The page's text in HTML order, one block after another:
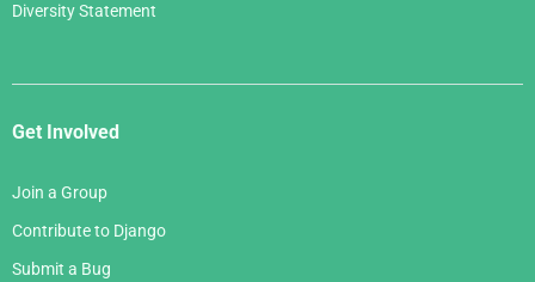
Diversity Statement
Get Involved
Join a Group
Contribute to Django
Submit a Bug